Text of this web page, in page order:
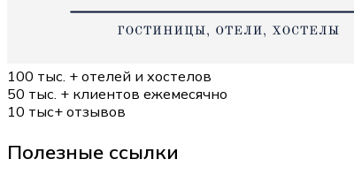
100 тыс. + отелей и хостелов
50 тыс. + клиентов ежемесячно
10 тыс+ отзывов
Полезные ссылки